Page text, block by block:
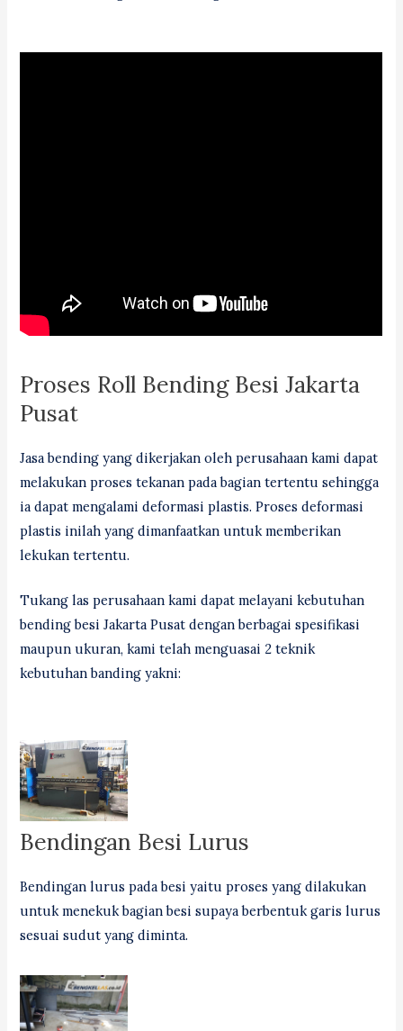
Proses Roll Bending Besi Jakarta
Pusat
Jasa bending yang dikerjakan oleh perusahaan kami dapat
melakukan proses tekanan pada bagian tertentu sehingga
ia dapat mengalami deformasi plastis. Proses deformasi
plastis inilah yang dimanfaatkan untuk memberikan
lekukan tertentu.
Tukang las perusahaan kami dapat melayani kebutuhan
bending besi Jakarta Pusat dengan berbagai spesifikasi
maupun ukuran, kami telah menguasai 2 teknik
kebutuhan banding yakni:
Bendingan Besi Lurus
Bendingan lurus pada besi yaitu proses yang dilakukan
untuk menekuk bagian besi supaya berbentuk garis lurus
sesuai sudut yang diminta.